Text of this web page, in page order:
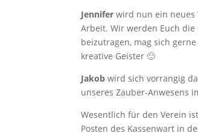
Jennifer wird nun ein neues
Arbeit. Wir werden Euch
beizutragen, mag sich
kreative Geister 🙂
Jakob wird sich vorrangig
unseres Zauber-Anwesens
Wesentlich für den Verein
Posten des Kassenwart in